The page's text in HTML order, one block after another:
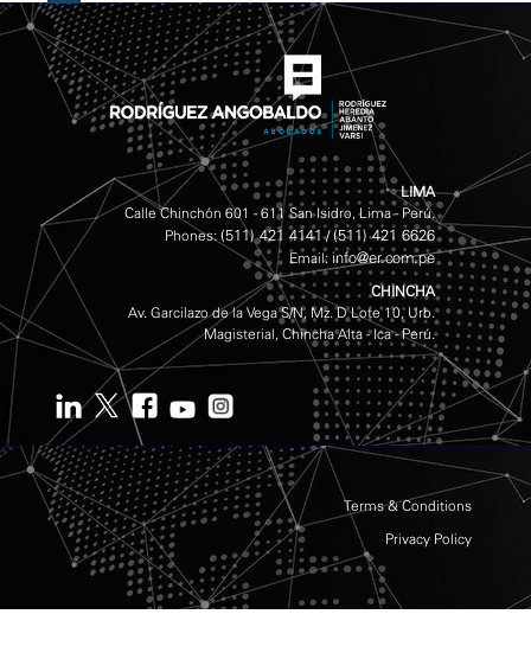
LIMA
Calle Chinchón 601 - 611 San Isidro, Lima - Perú.
Phones: (511) 421 4141 /(511) 421 6626
Email: info@er.com.pe
CHINCHA
Av. Garcilazo de la Vega S/N, Mz. D Lote 10, Urb.
Magisterial, Chincha Alta - Ica - Perú.
Terms & Conditions
Privacy Policy